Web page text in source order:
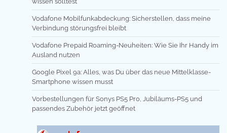
Vodafone Mobilfunkabdeckung: Sicherstellen, dass meine
Verbindung störungsfrei bleibt
Vodafone Prepaid Roaming-Neuheiten: Wie Sie Ihr Handy im
Ausland nutzen
Google Pixel 9a: Alles, was Du über das neue Mittelklasse-
Smartphone wissen musst
Vorbestellungen für Sonys PS5 Pro, Jubiläums-PS5 und
passendes Zubehör jetzt geöffnet